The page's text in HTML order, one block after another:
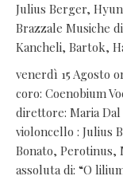
Julius Berger,
Brazzale Musiche
Kancheli, Bartok,
venerdì 15 Agosto
coro: Coenobium
direttore: Maria Dal
violoncello : Julius
Bonato, Perotinus,
assoluta di: “O